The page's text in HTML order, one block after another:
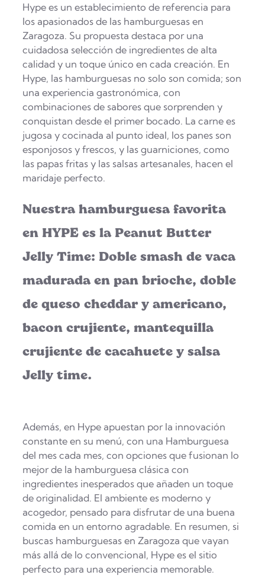
Hype es un establecimiento de referencia para
los apasionados de las hamburguesas en
Zaragoza. Su propuesta destaca por una
cuidadosa selección de ingredientes de alta
calidad y un toque único en cada creación. En
Hype, las hamburguesas no solo son comida; son
una experiencia gastronómica, con
combinaciones de sabores que sorprenden y
conquistan desde el primer bocado. La carne es
jugosa y cocinada al punto ideal, los panes son
esponjosos y frescos, y las guarniciones, como
las papas fritas y las salsas artesanales, hacen el
maridaje perfecto.
Nuestra hamburguesa favorita
en HYPE es la Peanut Butter
Jelly Time: Doble smash de vaca
madurada en pan brioche, doble
de queso cheddar y americano,
bacon crujiente, mantequilla
crujiente de cacahuete y salsa
Jelly time.
Además, en Hype apuestan por la innovación
constante en su menú, con una Hamburguesa
del mes cada mes, con opciones que fusionan lo
mejor de la hamburguesa clásica con
ingredientes inesperados que añaden un toque
de originalidad. El ambiente es moderno y
acogedor, pensado para disfrutar de una buena
comida en un entorno agradable. En resumen, si
buscas hamburguesas en Zaragoza que vayan
más allá de lo convencional, Hype es el sitio
perfecto para una experiencia memorable.